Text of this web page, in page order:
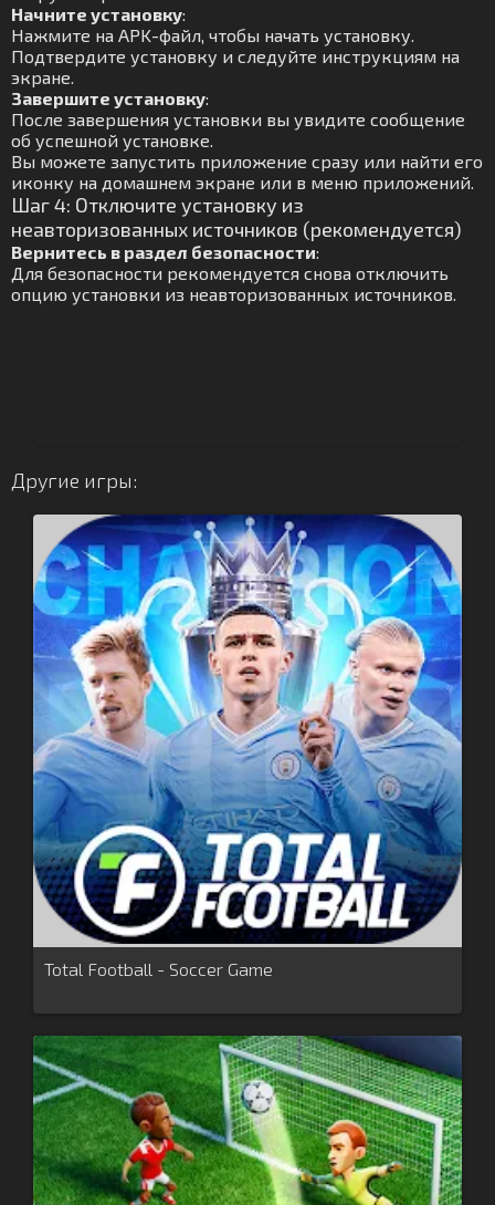
Начните установку:
Нажмите на APK-файл, чтобы начать установку.
Подтвердите установку и следуйте инструкциям на
экране.
Завершите установку:
После завершения установки вы увидите сообщение
об успешной установке.
Вы можете запустить приложение сразу или найти его
иконку на домашнем экране или в меню приложений.
Шаг 4: Отключите установку из
неавторизованных источников (рекомендуется)
Вернитесь в раздел безопасности:
Для безопасности рекомендуется снова отключить
опцию установки из неавторизованных источников.
Другие игры:
Total Football - Soccer Game